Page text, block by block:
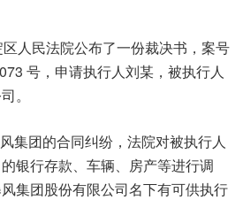
人民法院公布了一份裁决书，案号
号，申请执行人刘某，被执行人
。
集团的合同纠纷，法院对被执行人
银行存款、车辆、房产等进行调
集团股份有限公司名下有可供执行